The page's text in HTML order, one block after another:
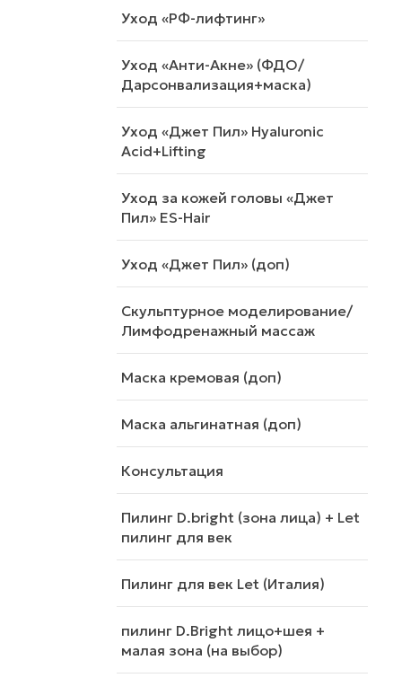
Уход «РФ-лифтинг»
Уход «Анти-Акне» (ФДО/
Дарсонвализация+маска)
Уход «Джет Пил» Hyaluronic
Acid+Lifting
Уход за кожей головы «Джет
Пил» ES-Hair
Уход «Джет Пил» (доп)
Скульптурное моделирование/
Лимфодренажный массаж
Маска кремовая (доп)
Маска альгинатная (доп)
Консультация
Пилинг D.bright (зона лица) + Let
пилинг для век
Пилинг для век Let (Италия)
пилинг D.Bright лицо+шея +
малая зона (на выбор)